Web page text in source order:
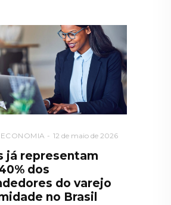
12 de maio de 2026
já representam
dos
do varejo
no Brasil